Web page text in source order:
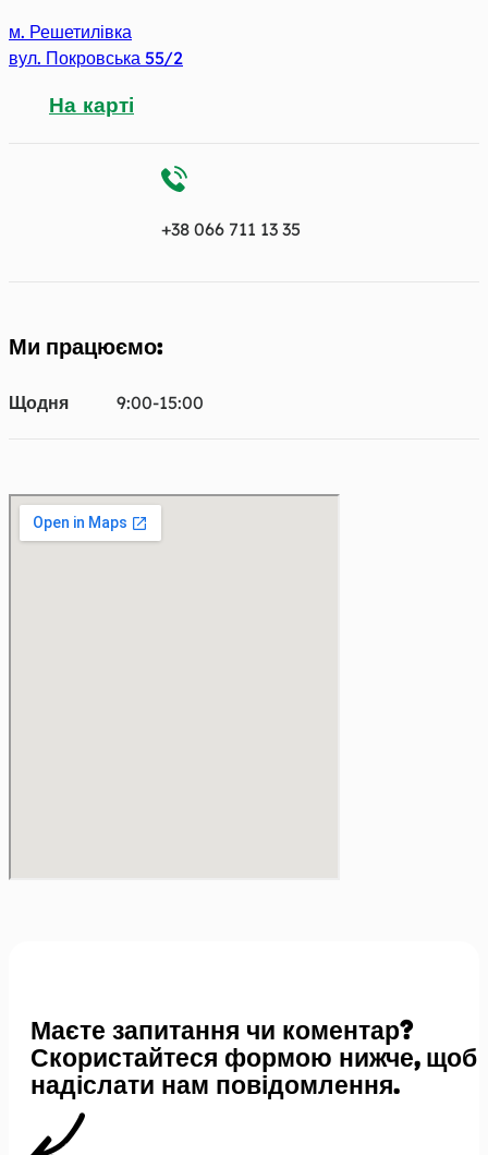
м. Решетилівка
вул. Покровська 55/2
На карті
+38 066 711 13 35
Ми працюємо:
Щодня 9:00-15:00
Маєте запитання чи коментар?
Скористайтеся формою нижче, щоб
надіслати нам повідомлення.